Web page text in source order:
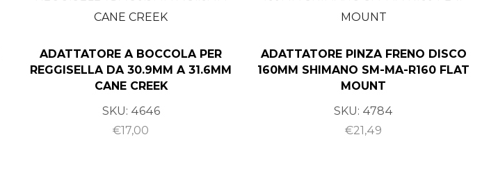
ADATTATORE A BOCCOLA PER
REGGISELLA DA 30.9MM A 31.6MM
CANE CREEK
SKU: 4646
€17,00
ADATTATORE PINZA FRENO DISCO
160MM SHIMANO SM-MA-R160 FLAT
MOUNT
SKU: 4784
€21,49